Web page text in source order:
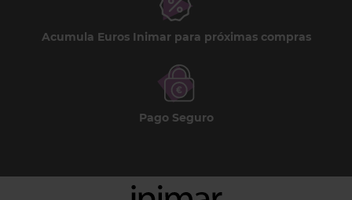
Acumula Euros Inimar para próximas compras
Pago Seguro